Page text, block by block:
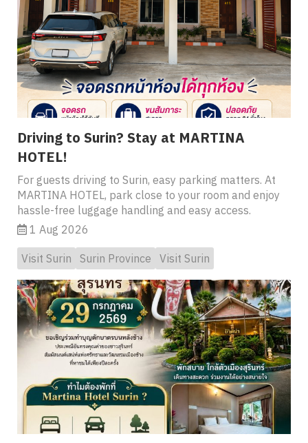
Driving to Surin? Stay at MARTINA
HOTEL!
For guests driving to Surin, easy parking matters. At
MARTINA HOTEL, park close to your room and enjoy
hassle-free luggage handling and easy access.
1 Aug 2026
Visit Surin Surin Province Visit Surin